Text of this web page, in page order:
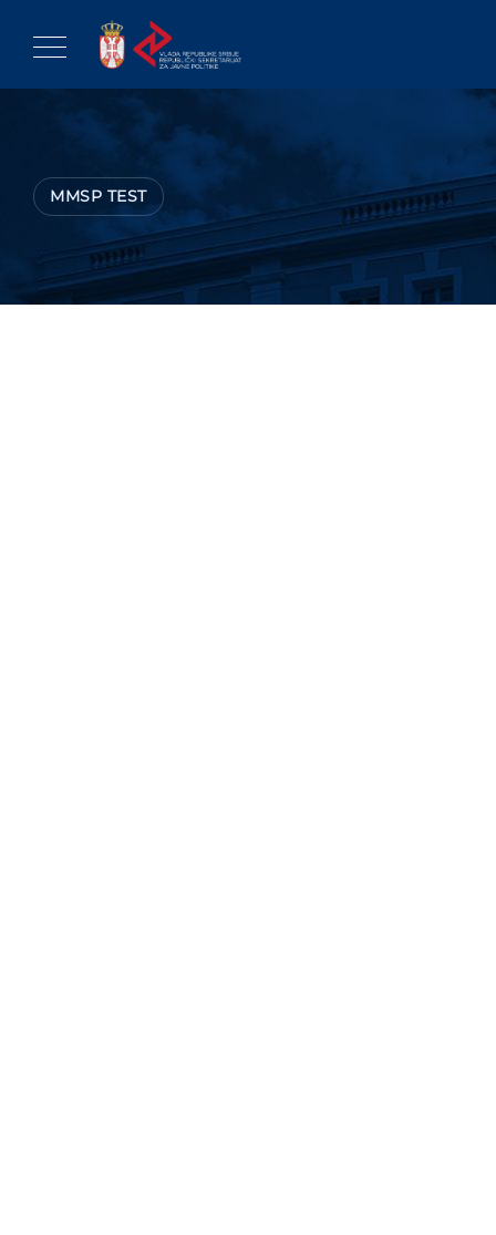
content
MMSP TEST